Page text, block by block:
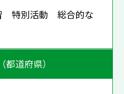
特別活動 総合的な
都道府県）